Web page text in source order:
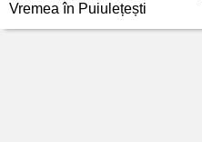
Vremea în Puiulețești